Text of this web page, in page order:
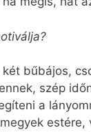
bűbájos,
szép
a